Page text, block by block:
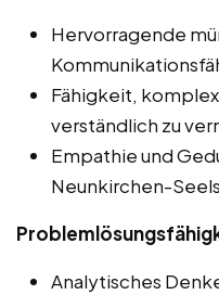
Hervorragende
Fähigkeit,
verständlich zu
Empathie und
Neunkirchen-
Analytisches